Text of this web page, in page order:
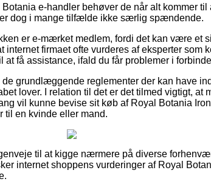
e-handler behøver de når alt kommer til
dog i mange tilfælde ikke særlig spændende.
er e-mærket medlem, fordi det kan være et
internet firmaet ofte vurderes af eksperter som
at få assistance, ifald du får problemer i
de grundlæggende reglementer der kan have
lover. I relation til det er det tilmed vigtigt, at
vil kunne bevise sit køb af Royal Botania
til en kvinde eller mand.
til at kigge nærmere på diverse
internet shoppens vurderinger af Royal